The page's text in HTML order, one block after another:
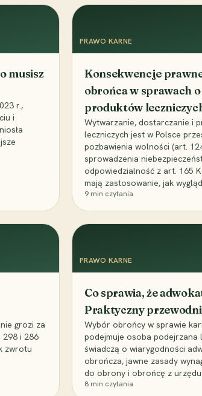
musisz
r.,
i
PRAWO KARNE
Konsekwencje
obrońca w sprawach
produktów
Wytwarzanie, dostarczanie i
leczniczych jest w Polsce
pozbawienia wolności (art.
sprowadzenia
odpowiedzialność z art. 165
mają zastosowanie, jak
9 min czytania
grozi za
298 i 286
zwrotu
PRAWO KARNE
Co sprawia, że
Praktyczny
Wybór obrońcy w sprawie
podejmuje osoba podejrzana
świadczą o wiarygodności
obrończa, jawne zasady
do obrony i obrońcę z
8 min czytania